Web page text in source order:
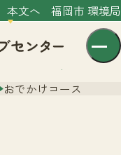
本文へ 福岡市 環境局
おでかけコース